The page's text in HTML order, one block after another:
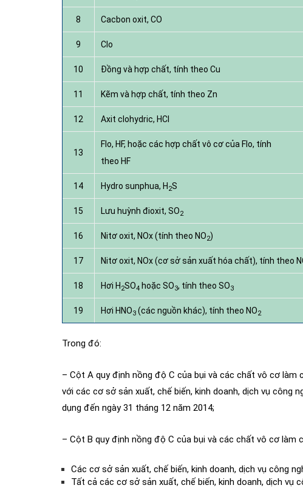
8 Cacbon oxit, CO
9 Clo
10 Đồng và hợp chất, tính theo Cu
11 Kẽm và hợp chất, tính theo Zn
12 Axit clohydric, HCl
13
Flo, HF, hoặc các hợp chất vô cơ của Flo, tính
theo HF
14 Hydro sunphua, H 2S
15 Lưu huỳnh đioxit, SO2
16 Nitơ oxit, NOx (tính theo NO2)
17 Nitơ oxit, NOx (cơ sở sản xuất hóa chất), tính theo
18 Hơi H 2SO4 hoặc SO3, tính theo SO3
19 Hơi HNO3 (các nguồn khác), tính theo NO2
Trong đó:
– Cột A quy định nồng độ C của bụi và các chất vô cơ
với các cơ sở sản xuất, chế biến, kinh doanh, dịch vụ công
dụng đến ngày 31 tháng 12 năm 2014;
– Cột B quy định nồng độ C của bụi và các chất vô cơ
Các cơ sở sản xuất, chế biến, kinh doanh, dịch vụ công
Tất cả các cơ sở sản xuất, chế biến, kinh doanh, dịch vụ